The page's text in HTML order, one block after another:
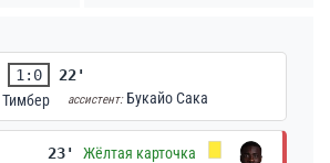
1:0
22'
ассистент: Букайо Сака
23'
Жёлтая карточка